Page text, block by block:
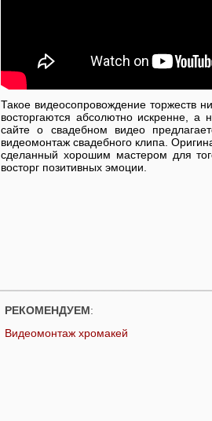
Такое видеосопровождение торжеств
восторгаются абсолютно искренне,
сайте о свадебном видео
видеомонтаж свадебного клипа.
сделанный хорошим мастером для
восторг позитивных эмоции.
РЕКОМЕНДУЕМ:
Видеомонтаж хромакей